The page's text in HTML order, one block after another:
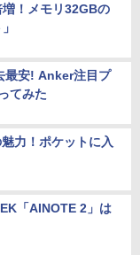
！メモリ32GBの
最安! Anker注目プ
てみた
力！ポケットに入
「AINOTE 2」は